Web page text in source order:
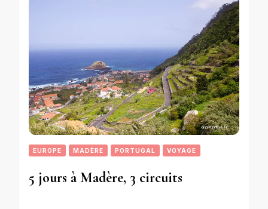
EUROPE MADÈRE PORTUGAL VOYAGE
5 jours à Madère, 3 circuits